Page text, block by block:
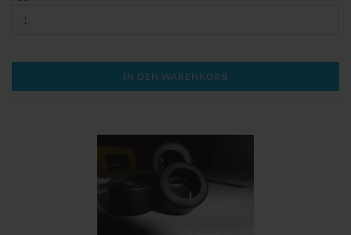
nach Terminvereinbarung, abzuholen.
IN DEN WARENKORB